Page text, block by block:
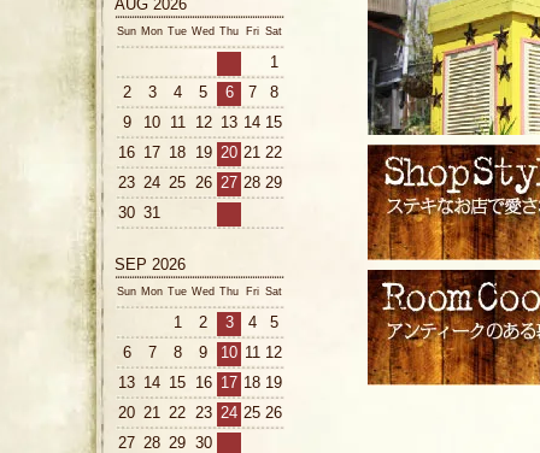
AUG 2026
Sun Mon Tue Wed Thu Fri Sat
1
2
3 4 5 6 7
8
9
10 11 12 13 14 15
16 17 18 19 20 21 22
23 24 25 26 27 28 29
30 31
SEP 2026
Sun Mon Tue Wed Thu Fri Sat
1 2 3 4
5
6
7 8 9 10 11 12
13 14 15 16 17 18 19
20 21 22 23 24 25 26
27 28 29 30